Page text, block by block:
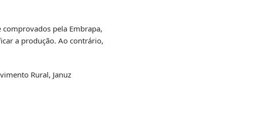
pela Embrapa,
a produção. Ao contrário,
Rural, Januz